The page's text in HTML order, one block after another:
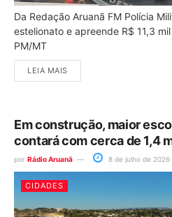
Da Redação Aruanã FM Polícia
estelionato e apreende R$ 11,3
PM/MT
LEIA MAIS
Em construção, maior
contará com cerca de 1,4
por Rádio Aruanã 8 de julho de 2026
CIDADES